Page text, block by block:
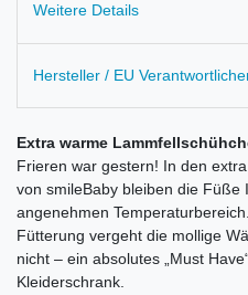
Weitere Details
Hersteller / EU
Extra warme
Frieren war gestern! In den
von smileBaby bleiben die Füße
angenehmen
Fütterung vergeht die mollige
nicht ‒ ein absolutes „Must
Kleiderschrank.